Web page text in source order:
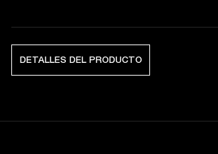
DETALLES DEL PRODUCTO